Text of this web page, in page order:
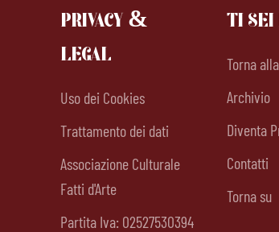
PRIVACY &
LEGAL
Uso dei Cookies
Trattamento dei dati
Associazione Culturale
Fatti d'Arte
Partita Iva: 02527530394
TI SEI
Torna
Archivio
Diventa
Contatti
Torna su